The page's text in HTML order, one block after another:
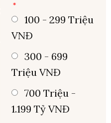
100 - 299 Triệu
VNĐ
300 - 699
Triệu VNĐ
700 Triệu -
1.199 Tỷ VNĐ